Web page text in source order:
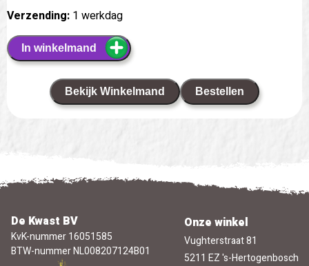
Verzending: 1 werkdag
In winkelmand
Bekijk Winkelmand Bestellen
De Kwast BV
KvK-nummer 16051585
BTW-nummer NL008207124B01
Onze winkel
Vughterstraat 81
5211 EZ 's-Hertogenbosch